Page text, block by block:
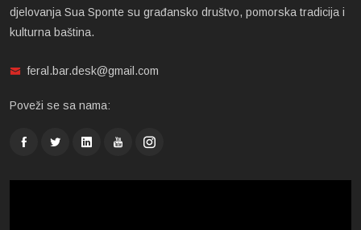
djelovanja Sua Sponte su građansko društvo, pomorska tradicija i
kulturna baština.
feral.bar.desk@gmail.com
Poveži se sa nama: